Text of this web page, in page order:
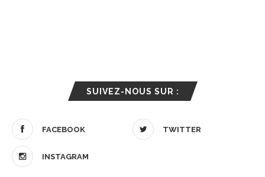
SUIVEZ-NOUS SUR :
FACEBOOK TWITTER
INSTAGRAM